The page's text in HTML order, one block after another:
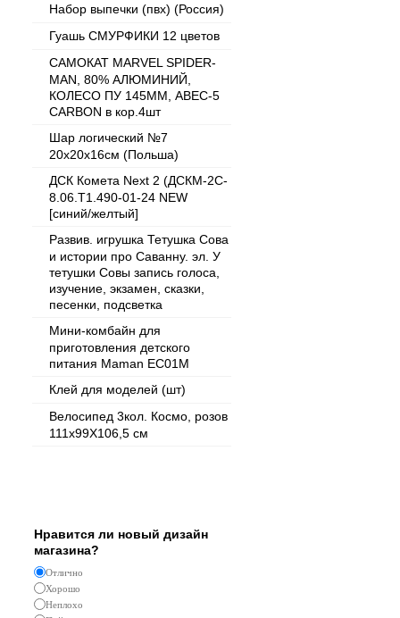
Набор выпечки (пвх) (Россия)
Гуашь СМУРФИКИ 12 цветов
САМОКАТ MARVEL SPIDER-
MAN, 80% АЛЮМИНИЙ,
КОЛЕСО ПУ 145ММ, ABEC-5
CARBON в кор.4шт
Шар логический №7
20x20x16см (Польша)
ДСК Комета Next 2 (ДСКМ-2C-
8.06.T1.490-01-24 NEW
[синий/желтый]
Развив. игрушка Тетушка Сова
и истории про Саванну. эл. У
тетушки Совы запись голоса,
изучение, экзамен, сказки,
песенки, подсветка
Мини-комбайн для
приготовления детского
питания Maman ЕС01М
Клей для моделей (шт)
Велосипед 3кол. Космо, розов
111х99Х106,5 см
Нравится ли новый дизайн
магазина?
Отлично
Хорошо
Неплохо